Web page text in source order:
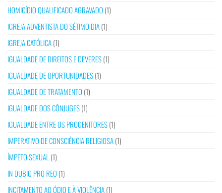
HOMICÍDIO QUALIFICADO AGRAVADO (1)
IGREJA ADVENTISTA DO SÉTIMO DIA(1)
IGREJA CATÓLICA(1)
IGUALDADE DE DIREITOS E DEVERES(1)
IGUALDADE DE OPORTUNIDADES(1)
IGUALDADE DE TRATAMENTO (1)
IGUALDADE DOS CÔNJUGES(1)
IGUALDADE ENTRE OS PROGENITORES(1)
IMPERATIVO DE CONSCIÊNCIA RELIGIOSA(1)
ÍMPETO SEXUAL (1)
IN DUBIO PRO REO (1)
INCITAMENTO AO ÓDIO E À VIOLÊNCIA(1)